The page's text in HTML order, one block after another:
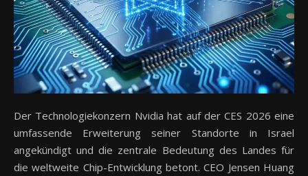
Der Technologiekonzern Nvidia hat auf der CES 2026 eine
umfassende Erweiterung seiner Standorte in Israel
angekündigt und die zentrale Bedeutung des Landes für
die weltweite Chip-Entwicklung betont. CEO Jensen Huang